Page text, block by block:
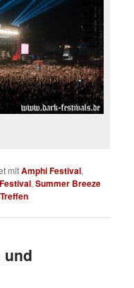
mitAmphi Festival,
,Summer Breeze
und